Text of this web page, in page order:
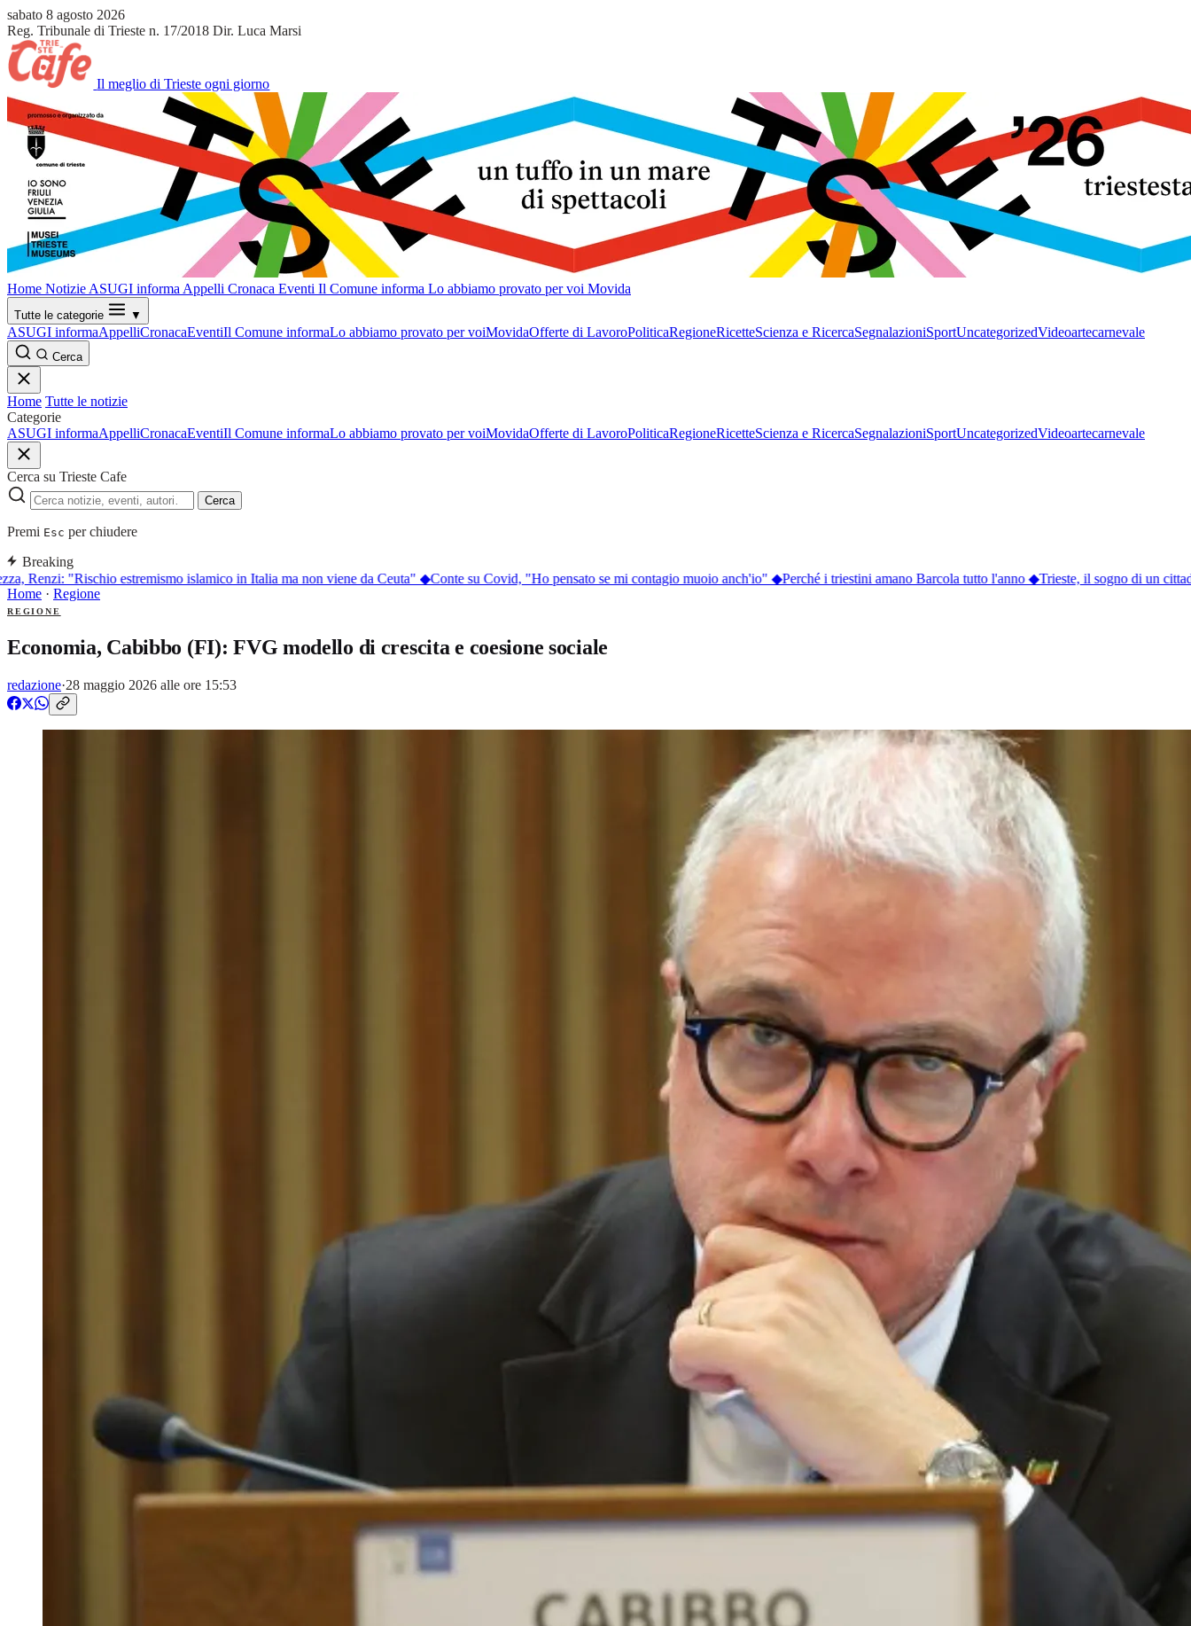
sabato 8 agosto 2026
Reg. Tribunale di Trieste n. 17/2018 Dir. Luca Marsi
Il meglio di Trieste ogni giorno
Home Notizie ASUGI informa Appelli Cronaca Eventi Il Comune informa Lo abbiamo provato per voi Movida
Tutte le categorie ▼
ASUGI informaAppelliCronacaEventiIl Comune informaLo abbiamo provato per voiMovidaOfferte di LavoroPoliticaRegioneRicetteScienza e RicercaSegnalazioniSportUncategorizedVideoartecarnevale
Cerca
Home Tutte le notizie
Categorie
ASUGI informaAppelliCronacaEventiIl Comune informaLo abbiamo provato per voiMovidaOfferte di LavoroPoliticaRegioneRicetteScienza e RicercaSegnalazioniSportUncategorizedVideoartecarnevale
Cerca su Trieste Cafe
Cerca
Premi Esc per chiudere
Breaking
Renzi: "Rischio estremismo islamico in Italia ma non viene da Ceuta"◆ Conte su Covid, "Ho pensato se mi contagio muoio anch'io"◆ Perché i triestini amano Barcola tutto l'anno◆Trieste, il sogno di un
Home · Regione
REGIONE
Economia, Cabibbo (FI): FVG modello di crescita e coesione sociale
redazione·28 maggio 2026 alle ore 15:53